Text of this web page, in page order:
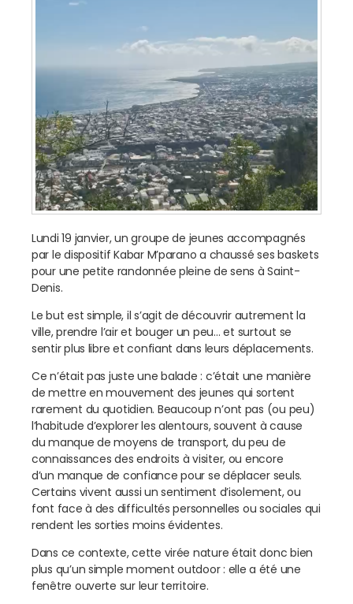
Lundi 19 janvier, un groupe de jeunes accompagnés
par le dispositif Kabar M’parano a chaussé ses baskets
pour une petite randonnée pleine de sens à Saint-
Denis.
Le but est simple, il s’agit de découvrir autrement la
ville, prendre l’air et bouger un peu… et surtout se
sentir plus libre et confiant dans leurs déplacements.
Ce n’était pas juste une balade : c’était une manière
de mettre en mouvement des jeunes qui sortent
rarement du quotidien. Beaucoup n’ont pas (ou peu)
l’habitude d’explorer les alentours, souvent à cause
du manque de moyens de transport, du peu de
connaissances des endroits à visiter, ou encore
d’un manque de confiance pour se déplacer seuls.
Certains vivent aussi un sentiment d’isolement, ou
font face à des difficultés personnelles ou sociales qui
rendent les sorties moins évidentes.
Dans ce contexte, cette virée nature était donc bien
plus qu’un simple moment outdoor : elle a été une
fenêtre ouverte sur leur territoire.